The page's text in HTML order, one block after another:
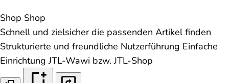
Shop Shop
Schnell und zielsicher die passenden Artikel finden
Strukturierte und freundliche Nutzerführung Einfache
Einrichtung JTL-Wawi bzw. JTL-Shop